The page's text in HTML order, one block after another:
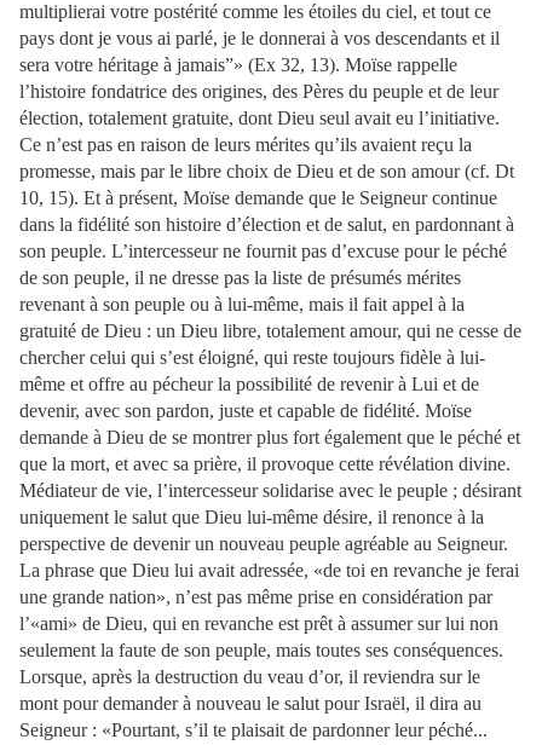
multiplierai votre postérité comme les étoiles du ciel, et tout ce
pays dont je vous ai parlé, je le donnerai à vos descendants et il
sera votre héritage à jamais”» (Ex 32, 13). Moïse rappelle
l’histoire fondatrice des origines, des Pères du peuple et de leur
élection, totalement gratuite, dont Dieu seul avait eu l’initiative.
Ce n’est pas en raison de leurs mérites qu’ils avaient reçu la
promesse, mais par le libre choix de Dieu et de son amour (cf. Dt
10, 15). Et à présent, Moïse demande que le Seigneur continue
dans la fidélité son histoire d’élection et de salut, en pardonnant à
son peuple. L’intercesseur ne fournit pas d’excuse pour le péché
de son peuple, il ne dresse pas la liste de présumés mérites
revenant à son peuple ou à lui-même, mais il fait appel à la
gratuité de Dieu : un Dieu libre, totalement amour, qui ne cesse de
chercher celui qui s’est éloigné, qui reste toujours fidèle à lui-
même et offre au pécheur la possibilité de revenir à Lui et de
devenir, avec son pardon, juste et capable de fidélité. Moïse
demande à Dieu de se montrer plus fort également que le péché et
que la mort, et avec sa prière, il provoque cette révélation divine.
Médiateur de vie, l’intercesseur solidarise avec le peuple ; désirant
uniquement le salut que Dieu lui-même désire, il renonce à la
perspective de devenir un nouveau peuple agréable au Seigneur.
La phrase que Dieu lui avait adressée, «de toi en revanche je ferai
une grande nation», n’est pas même prise en considération par
l’«ami» de Dieu, qui en revanche est prêt à assumer sur lui non
seulement la faute de son peuple, mais toutes ses conséquences.
Lorsque, après la destruction du veau d’or, il reviendra sur le
mont pour demander à nouveau le salut pour Israël, il dira au
Seigneur : «Pourtant, s’il te plaisait de pardonner leur péché...